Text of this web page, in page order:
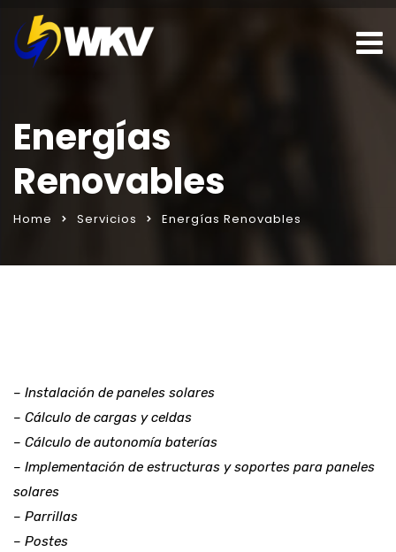
Energías
Renovables
Home Servicios Energías Renovables
– Instalación de paneles solares
– Cálculo de cargas y celdas
– Cálculo de autonomía baterías
– Implementación de estructuras y soportes para paneles
solares
– Parrillas
– Postes